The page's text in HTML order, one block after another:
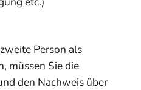
Person als
müssen Sie die
den Nachweis über